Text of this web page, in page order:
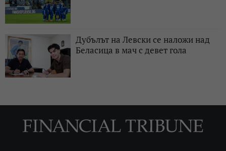
Дубълът на Левски се наложи над
Беласица в мач с девет гола